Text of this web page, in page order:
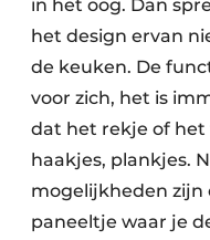
in het oog. Dan
het design ervan
de keuken. De
voor zich, het is
dat het rekje of het
haakjes, plankjes.
mogelijkheden zijn
paneeltje waar je